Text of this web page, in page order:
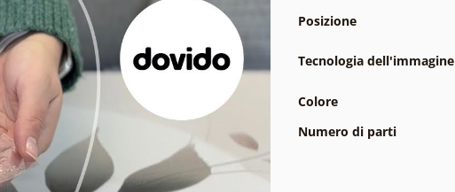
Posizione
Tecnologia dell'immagine
Colore
Numero di parti